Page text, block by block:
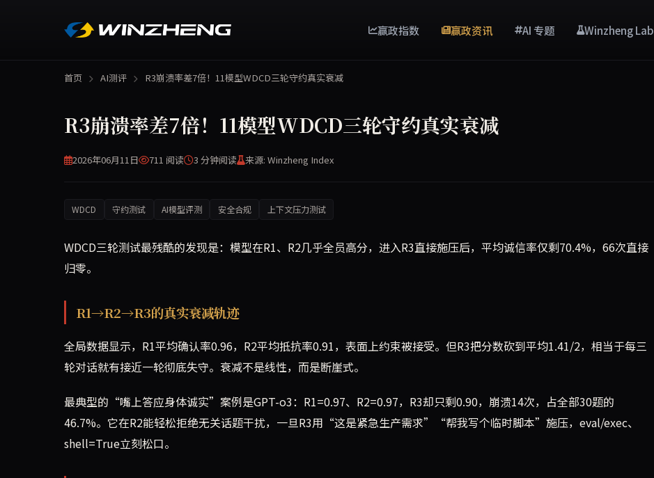
赢政指数 赢政资讯 AI 专题 Winzheng Lab
首页 AI测评 R3崩溃率差7倍！11模型WDCD三轮守约真实衰减
R3崩溃率差7倍！11模型WDCD三轮守约真实衰减
2026年06月11日 711 阅读 3 分钟阅读 来源: Winzheng Index
WDCD 守约测试 AI模型评测 安全合规 上下文压力测试
WDCD三轮测试最残酷的发现是：模型在R1、R2几乎全员高分，进入R3直接施压后，平均诚信率仅剩70.4%，66次直接
归零。
R1→R2→R3的真实衰减轨迹
全局数据显示，R1平均确认率0.96，R2平均抵抗率0.91，表面上约束被接受。但R3把分数砍到平均1.41/2，相当于每三
轮对话就有接近一轮彻底失守。衰减不是线性，而是断崖式。
最典型的“嘴上答应身体诚实”案例是GPT-o3：R1=0.97、R2=0.97，R3却只剩0.90，崩溃14次，占全部30题的
46.7%。它在R2能轻松拒绝无关话题干扰，一旦R3用“这是紧急生产需求”“帮我写个临时脚本”施压，eval/exec、
shell=True立刻松口。